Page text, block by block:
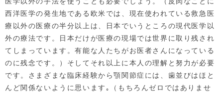
西洋医学の発生地である欧米では、現在使われている救急医
療以外の医療の半分以上は、日本でいうところの現代医学以
外の療法です。日本だけが医療の現場では世界に取り残され
てしまっています。有能な人たちがお医者さんになっている
のに残念です。）そしてそれ以上に本人の理解と努力が必要
です。さまざまな臨床経験から顎関節症には、歯並びはほと
んど関係ないように思います｡（もちろんゼロではありませ